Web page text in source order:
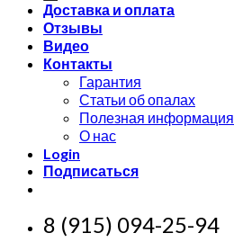
Доставка и оплата
Отзывы
Видео
Контакты
Гарантия
Статьи об опалах
Полезная информация
О нас
Login
Подписаться
8 (915) 094-25-94